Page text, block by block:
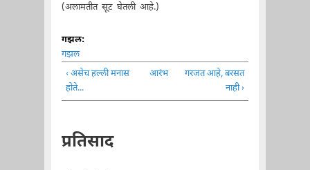
(अलामतीत सूट घेतली आहे.)
गझल:
गझल
‹ असेच हल्ली मनास
होते...
आरंभ
गरजत आहे, बरसत
नाही ›
प्रतिसाद